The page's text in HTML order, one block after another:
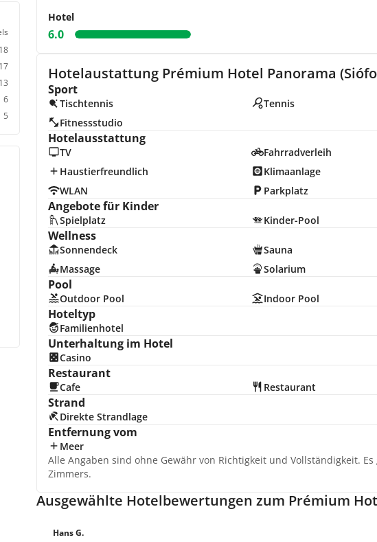
18
17
13
6
5
Hotel
6.0
Hotelaustattung Prémium Hotel Panorama
Sport
Tischtennis Tennis
Fitnessstudio
Hotelausstattung
TV Fahrradverleih
Haustierfreundlich
Klimaanlage
WLAN
Parkplatz
Angebote für Kinder
Spielplatz Kinder-Pool
Wellness
Sonnendeck Sauna
Massage
Solarium
Pool
Outdoor Pool Indoor Pool
Hoteltyp
Familienhotel
Unterhaltung im Hotel
Casino
Restaurant
Cafe Restaurant
Strand
Direkte Strandlage
Entfernung vom
Meer
Alle Angaben sind ohne Gewähr von Richtigkeit und Vollständigkeit.
Zimmers.
Ausgewählte Hotelbewertungen zum Prémium
Hans G.